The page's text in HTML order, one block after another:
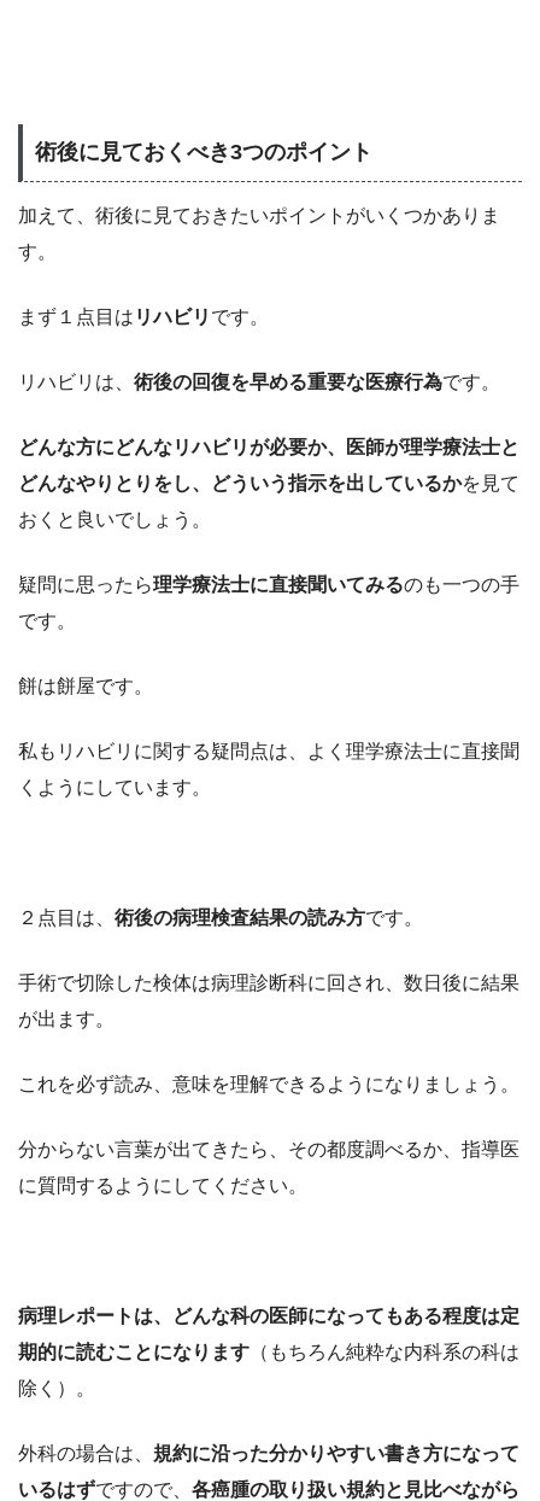
術後に見ておくべき3つのポイント
加えて、術後に見ておきたいポイントがいくつかありま
す。
まず１点目は リハビリ です。
リハビリは、 術後の回復を早める重要な医療行為です。
どんな方にどんなリハビリが必要か、医師が理学療法士と
どんなやりとりをし、どういう指示を出しているかを見て
おくと良いでしょう。
疑問に思ったら理学療法士に直接聞いてみるのも一つの手
です。
餅は餅屋です。
私もリハビリに関する疑問点は、よく理学療法士に直接聞
くようにしています。
２点目は、 術後の病理検査結果の読み方です。
手術で切除した検体は病理診断科に回され、数日後に結果
が出ます。
これを必ず読み、意味を理解できるようになりましょう。
分からない言葉が出てきたら、その都度調べるか、指導医
に質問するようにしてください。
病理レポートは、どんな科の医師になってもある程度は定
期的に読むことになります （もちろん純粋な内科系の科は
除く）。
外科の場合は、 規約に沿った分かりやすい書き方になって
いるはずですので、 各癌腫の取り扱い規約と見比べながら